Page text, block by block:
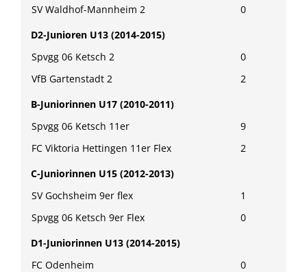
SV Waldhof-Mannheim 2
0
D2-Junioren U13 (2014-2015)
Spvgg 06 Ketsch 2
0
VfB Gartenstadt 2
2
B-Juniorinnen U17 (2010-2011)
Spvgg 06 Ketsch 11er
9
FC Viktoria Hettingen 11er Flex
2
C-Juniorinnen U15 (2012-2013)
SV Gochsheim 9er flex
1
Spvgg 06 Ketsch 9er Flex
0
D1-Juniorinnen U13 (2014-2015)
FC Odenheim
0